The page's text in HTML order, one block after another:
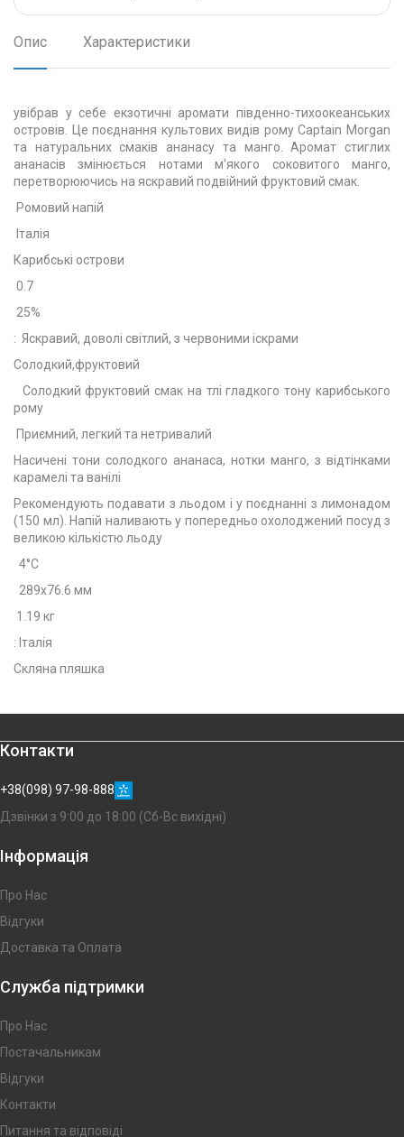
Опис Характеристики
увібрав у себе екзотичні аромати південно-тихоокеанських
островів. Це поєднання культових видів рому Captain Morgan
та натуральних смаків ананасу та манго. Аромат стиглих
ананасів змінюється нотами м'якого соковитого манго,
перетворюючись на яскравий подвійний фруктовий смак.
Ромовий напій
Італія
Карибські острови
0.7
25%
: Яскравий, доволі світлий, з червоними іскрами
Солодкий,фруктовий
Солодкий фруктовий смак на тлі гладкого тону карибського
рому
Приємний, легкий та нетривалий
Насичені тони солодкого ананаса, нотки манго, з відтінками
карамелі та ванілі
Рекомендують подавати з льодом і у поєднанні з лимонадом
(150 мл). Напій наливають у попередньо охолоджений посуд з
великою кількістю льоду
4°C
289x76.6 мм
1.19 кг
: Італія
Скляна пляшка
Контакти
+38(098) 97-98-888
Дзвінки з 9:00 до 18:00 (Сб-Вс вихідні)
Інформація
Про Нас
Відгуки
Доставка та Оплата
Служба підтримки
Про Нас
Постачальникам
Відгуки
Контакти
Питання та відповіді